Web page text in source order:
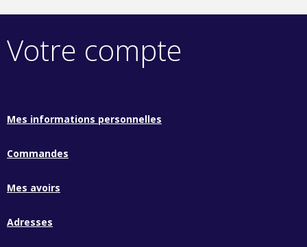
Votre compte
Mes informations personnelles
Commandes
Mes avoirs
Adresses